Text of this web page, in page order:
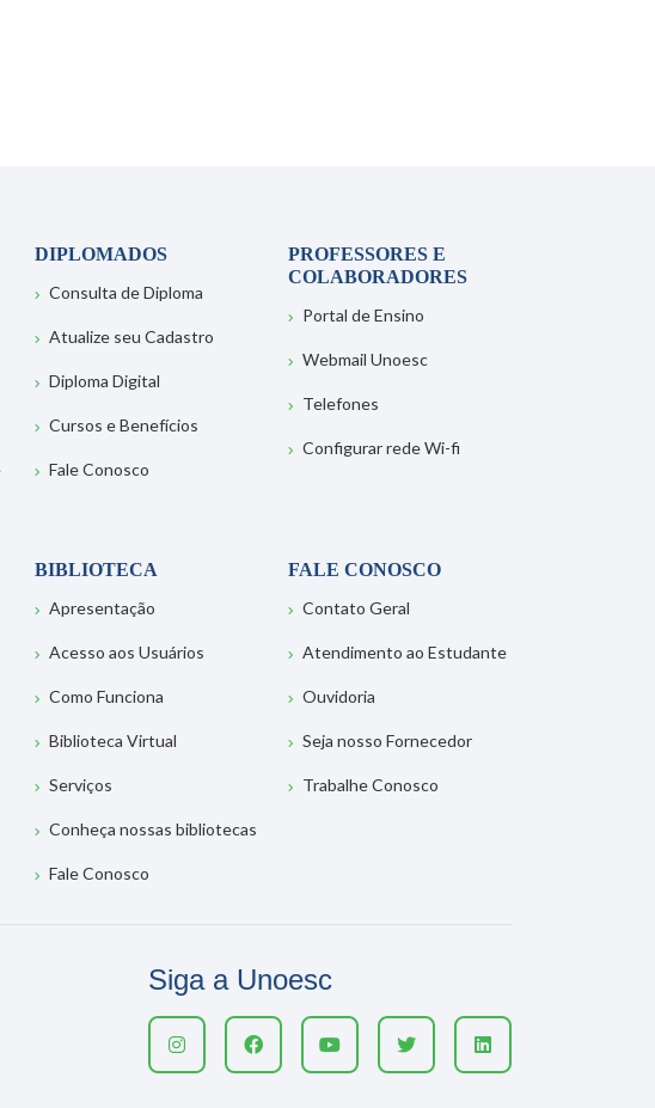
DIPLOMADOS
Consulta de Diploma
Atualize seu Cadastro
Diploma Digital
Cursos e Benefícios
Fale Conosco
PROFESSORES E
COLABORADORES
Portal de Ensino
Webmail Unoesc
Telefones
Configurar rede Wi-fi
BIBLIOTECA
Apresentação
Acesso aos Usuários
Como Funciona
Biblioteca Virtual
Serviços
Conheça nossas bibliotecas
Fale Conosco
FALE CONOSCO
Contato Geral
Atendimento ao Estudante
Ouvidoria
Seja nosso Fornecedor
Trabalhe Conosco
Siga a Unoesc